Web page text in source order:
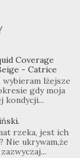
Coverage
- Catrice
wybieram lżejsze
gdy moja
kondycji...
rzeka, jest ich
Nie ukrywam,że